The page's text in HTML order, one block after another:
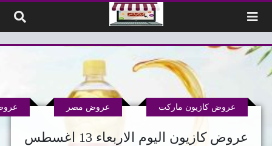
عروض كازيون اليوم الاربعاء 13 اغسطس
عروض كازيون ماركت عروض مصر